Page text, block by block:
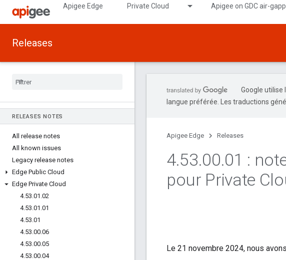
Apigee Edge Private Cloud Apigee on GDC air-
Releases
RELEASES NOTES
All release notes
All known issues
Legacy release notes
Edge Public Cloud
Edge Private Cloud
4.53.01 .02
4.53.01 .01
4.53.01
4.53.00.06
4.53.00.05
4.53.00.04
Google utilise
langue préférée. Les traductions
Apigee Edge Releases
4.53.00.01 :
pour Private
Le 21 novembre 2024, nous